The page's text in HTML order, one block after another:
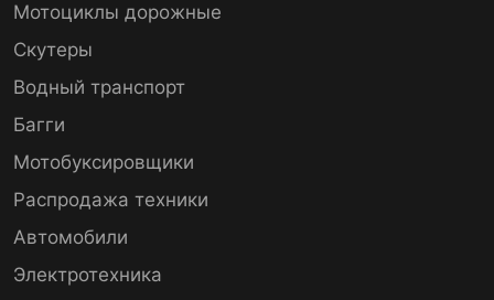
Мотоциклы дорожные
Скутеры
Водный транспорт
Багги
Мотобуксировщики
Распродажа техники
Автомобили
Электротехника